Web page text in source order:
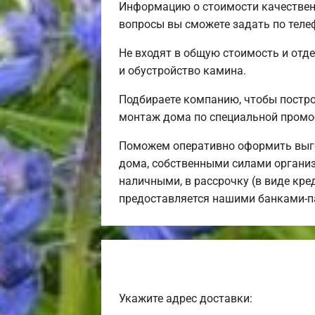
Информацию о стоимости
вопросы вы сможете задать по
Не входят в общую стоимость и
и обустройство камина.
Подбираете компанию, чтобы
монтаж дома по специальной
Поможем оперативно оформить
дома, собственными силами
наличными, в рассрочку (в виде
предоставляется нашими банками-
Укажите адрес доставки: